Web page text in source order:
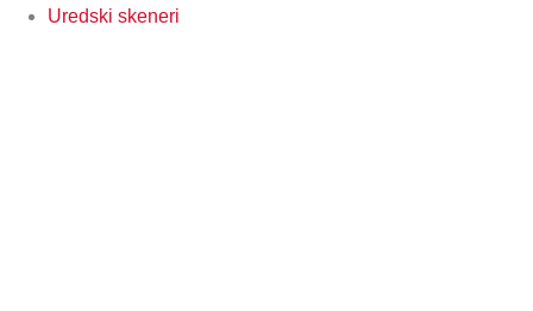
Uredski skeneri